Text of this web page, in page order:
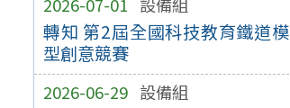
2026-07-01 設備組
轉知 第2屆全國科技教育鐵道模
型創意競賽
2026-06-29 設備組